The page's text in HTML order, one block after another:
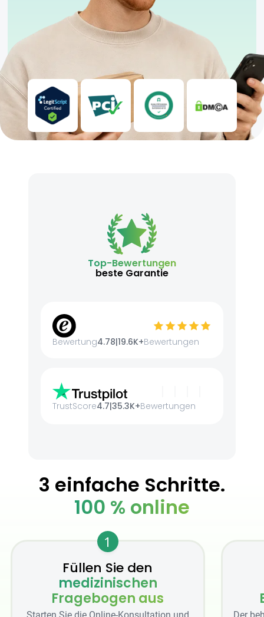
Top-Bewertungen
beste Garantie
Bewertung4.78|19.6K+Bewertungen
TrustScore4.7|35.3K+Bewertungen
3 einfache Schritte.
100 % online
1
Füllen Sie den
medizinischen
Fragebogen aus